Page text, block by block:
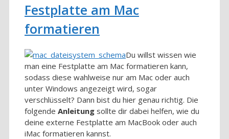
Festplatte am Mac
formatieren
Du willst wissen wie
man eine Festplatte am Mac formatieren kann,
sodass diese wahlweise nur am Mac oder auch
unter Windows angezeigt wird, sogar
verschlüsselt? Dann bist du hier genau richtig. Die
folgende Anleitung sollte dir dabei helfen, wie du
deine externe Festplatte am MacBook oder auch
iMac formatieren kannst.